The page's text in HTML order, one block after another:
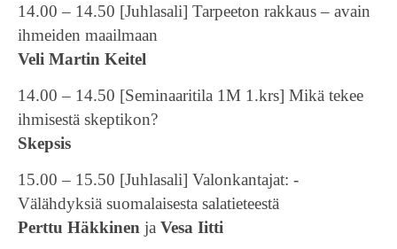
14.00 – 14.50 [Juhlasali] Tarpeeton rakkaus – avain
ihmeiden maailmaan
Veli Martin Keitel
14.00 – 14.50 [Seminaaritila 1M 1.krs] Mikä tekee
ihmisestä skeptikon?
Skepsis
15.00 – 15.50 [Juhlasali] Valonkantajat: ­
Välähdyksiä suomalaisesta salatieteestä
Perttu Häkkinen ja Vesa Iitti